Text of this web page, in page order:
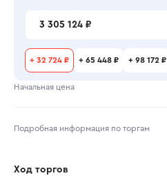
3 305 124 ₽
+ 32 724 ₽ + 65 448 ₽ + 98 172 ₽
Начальная цена
Подробная информация по торгам
Ход торгов